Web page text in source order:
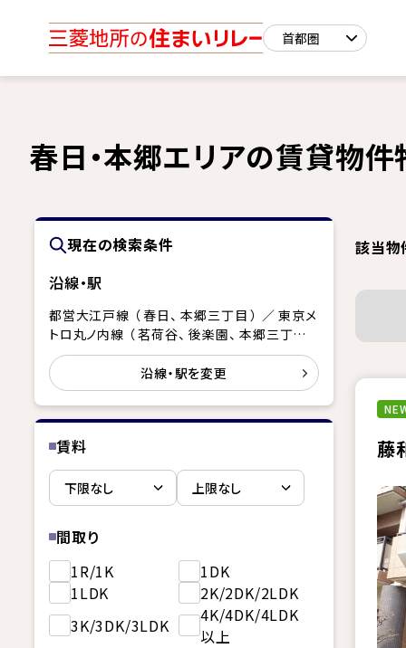
春日・本郷エリアの賃貸物
現在の検索条件
沿線・駅
都営大江戸線 （ 春日、 本郷三丁目 ） ／ 東京メ
トロ丸ノ内線
（ 茗荷谷、後楽園、本郷三丁目、
御茶ノ水 ）
／ 東京メトロ千代田線
（ 湯島 ）
沿線・駅を変更
賃料
間取り
1R/1K
1DK
1LDK
2K/2DK/2LDK
3K/3DK/3LDK
4K/4DK/4LDK
以上
該当物
藤